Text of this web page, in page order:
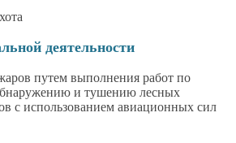
деятельности
путем выполнения работ по
и тушению лесных
с использованием авиационных сил